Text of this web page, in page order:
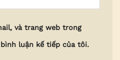
và trang web trong
luận kế tiếp của tôi.